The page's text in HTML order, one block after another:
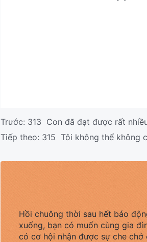
Trước: 313 Con đã đạt được rất
Tiếp theo: 315 Tôi không thể không
Hồi chuông thời sau hết báo
xuống, bạn có muốn cùng gia
có cơ hội nhận được sự che chở